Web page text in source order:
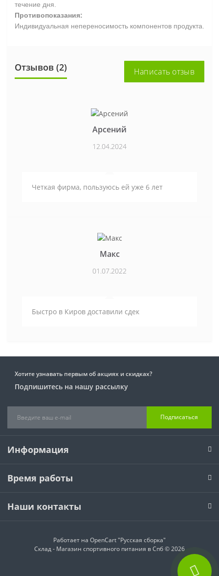
течение дня.
Противопоказания:
Индивидуальная непереносимость компонентов продукта.
Отзывов (2) Написать отзыв
Арсений
12.04.2024
Четкая фирма, пользуюсь ей уже 6 лет
Макс
01.07.2022
Быстро в Киров доставили сдек
Хотите узнавать первым об акциях и скидках?
Подпишитесь на нашу рассылку
Подписаться
Информация
Время работы
Наши контакты
Работает на OpenCart "Русская сборка"
Склад - Магазин спортивного питания в Спб © 2026